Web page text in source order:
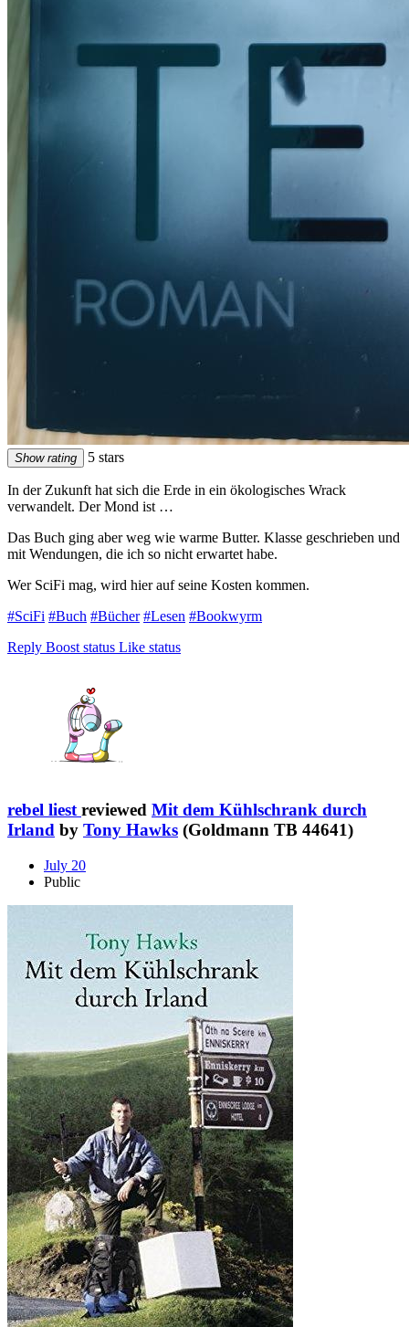
Show rating 5 stars
In der Zukunft hat sich die Erde in ein ökologisches Wrack
verwandelt. Der Mond ist …
Das Buch ging aber weg wie warme Butter. Klasse geschrieben und
mit Wendungen, die ich so nicht erwartet habe.
Wer SciFi mag, wird hier auf seine Kosten kommen.
#SciFi #Buch #Bücher #Lesen #Bookwyrm
Reply Boost status Like status
rebel liest reviewed Mit dem Kühlschrank durch
Irland by Tony Hawks (Goldmann TB 44641)
July 20
Public